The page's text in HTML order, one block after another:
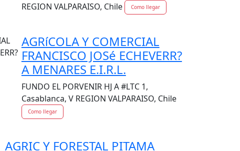
REGION VALPARAISO, Chile
Como llegar
AGRíCOLA Y COMERCIAL
FRANCISCO JOSé ECHEVERR?
A MENARES E.I.R.L.
FUNDO EL PORVENIR HJ A #LTC 1,
Casablanca, V REGION VALPARAISO, Chile
Como llegar
AGRIC Y FORESTAL PITAMA